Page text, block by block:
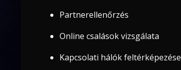
Partnerellenőrzés
Online csalások vizsgálata
Kapcsolati hálók feltérképezése